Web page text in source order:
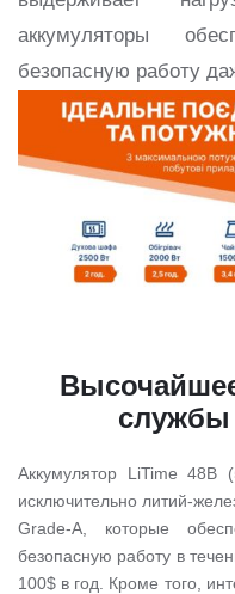
аккумуляторы
безопасную работу
службы
Аккумулятор LiTime 48В
исключительно литий-
Grade-A, которые
безопасную работу в
100$ в год. Кроме того,